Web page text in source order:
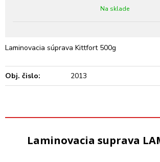
Na sklade
Laminovacia súprava Kittfort 500g
Obj. čislo: 2013
Laminovacia suprava